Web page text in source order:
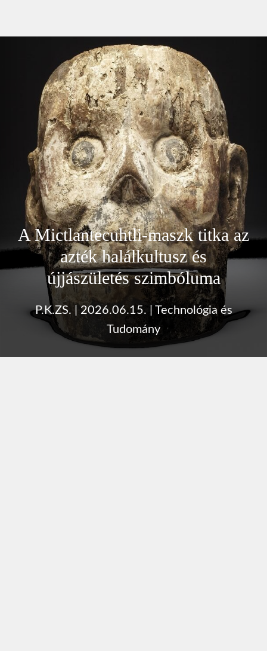
A Mictlantecuhtli-maszk titka az
azték halálkultusz és
újjászületés szimbóluma
P.K.ZS. 2026.06.15.
Technológia és
Tudomány